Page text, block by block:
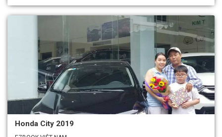
Honda City 2019